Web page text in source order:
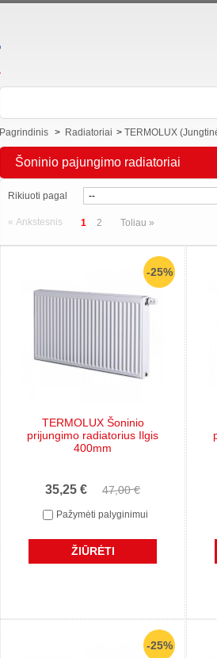
Pagrindinis > Radiatoriai > TERMOLUX
Šoninio pajungimo radiatoriai
Rikiuoti pagal
« Ankstesnis 1 2 Toliau »
-25%
TERMOLUX Šoninio
prijungimo radiatorius Ilgis
400mm
35,25 € 47,00 €
Pažymėti palyginimui
ŽIŪRĖTI
-25%